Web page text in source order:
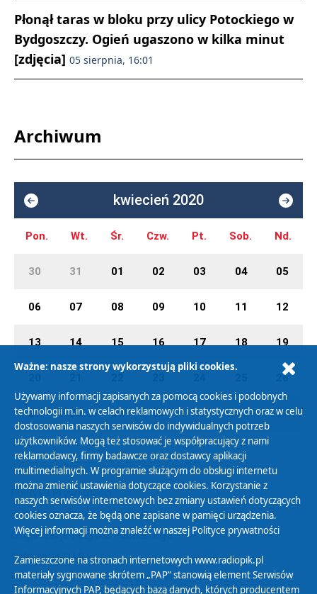
Płonął taras w bloku przy ulicy Potockiego w
Bydgoszczy. Ogień ugaszono w kilka minut
[zdjęcia] 05 sierpnia, 16:01
Archiwum
kwiecień 2020
Pon. Wt. Śr. Czw. Pt. Sob. Nd.
30 31 01 02 03 04 05
06 07 08 09 10 11 12
13 14 15 16 17 18 19
26
27 28 29 30 01 02 03
Polityka Prywatności
Zasady korzystania z Serwisu
Organizacje Pożytku Publicznego
Cyfryzacja DAB+
Polityka ochrony danych osobowych
Ważne: nasze strony wykorzystują pliki cookies.
Używamy informacji zapisanych za pomocą cookies i podobnych
technologii m.in. w celach reklamowych i statystycznych oraz w celu
dostosowania naszych serwisów do indywidualnych potrzeb
użytkowników. Mogą też stosować je współpracujący z nami
reklamodawcy, firmy badawcze oraz dostawcy aplikacji
multimedialnych. W programie służącym do obsługi internetu
można zmienić ustawienia dotyczące cookies. Korzystanie z
naszych serwisów internetowych bez zmiany ustawień dotyczących
cookies oznacza, że będą one zapisane w pamięci urządzenia.
Więcej informacji można znaleźć w naszej Polityce prywatności
Zamieszczone na stronach internetowych www.radiopik.pl
materiały sygnowane skrótem „PAP” stanowią element Serwisów
Informacyjnych PAP, będących bazą danych, których producentem